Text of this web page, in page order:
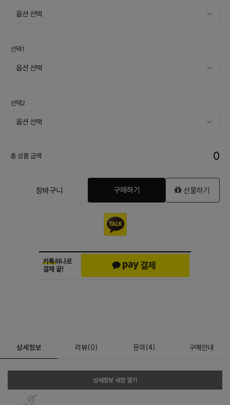
선택1
선택2
총 상품 금액 0
장바구니 구매하기 선물하기
상세정보 리뷰(0) 문의 (4) 구매안내
상세정보 새창 열기